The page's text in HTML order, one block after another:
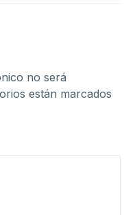
no será
están marcados